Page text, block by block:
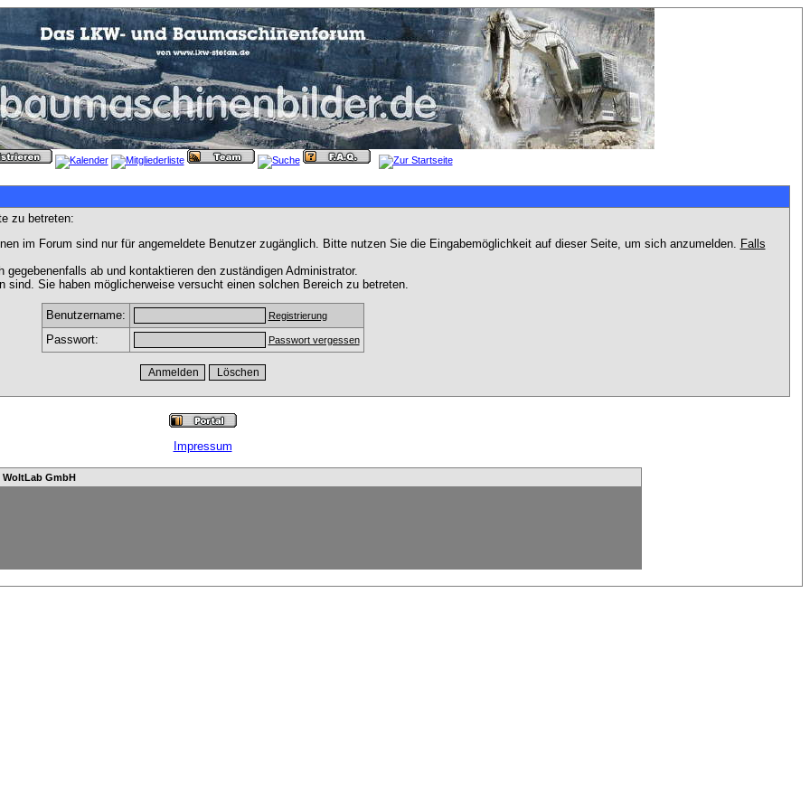
zu betreten:
im Forum sind nur für angemeldete Benutzer zugänglich. Bitte nutzen Sie die Eingabemöglichkeit auf dieser Seite, um sich anzumelden. Falls
ab und kontaktieren den zuständigen Administrator.
Sie haben möglicherweise versucht einen solchen Bereich zu betreten.
Benutzername: Registrierung
Passwort: Passwort vergessen
Impressum
WoltLab GmbH